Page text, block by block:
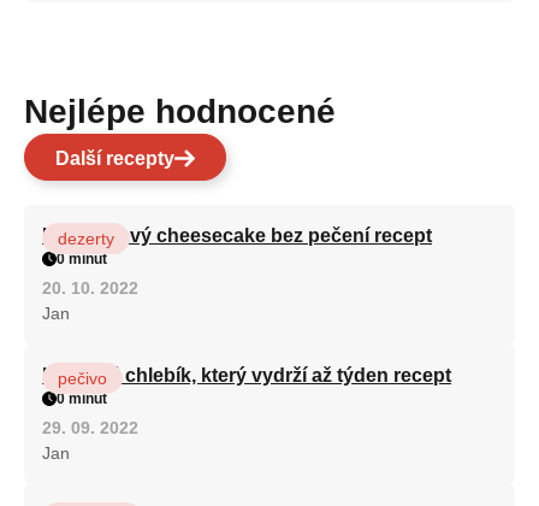
Nejlépe hodnocené
Další recepty
Karamelový cheesecake bez pečení recept
dezerty
0 minut
20. 10. 2022
Jan
Hrnkový chlebík, který vydrží až týden recept
pečivo
0 minut
29. 09. 2022
Jan